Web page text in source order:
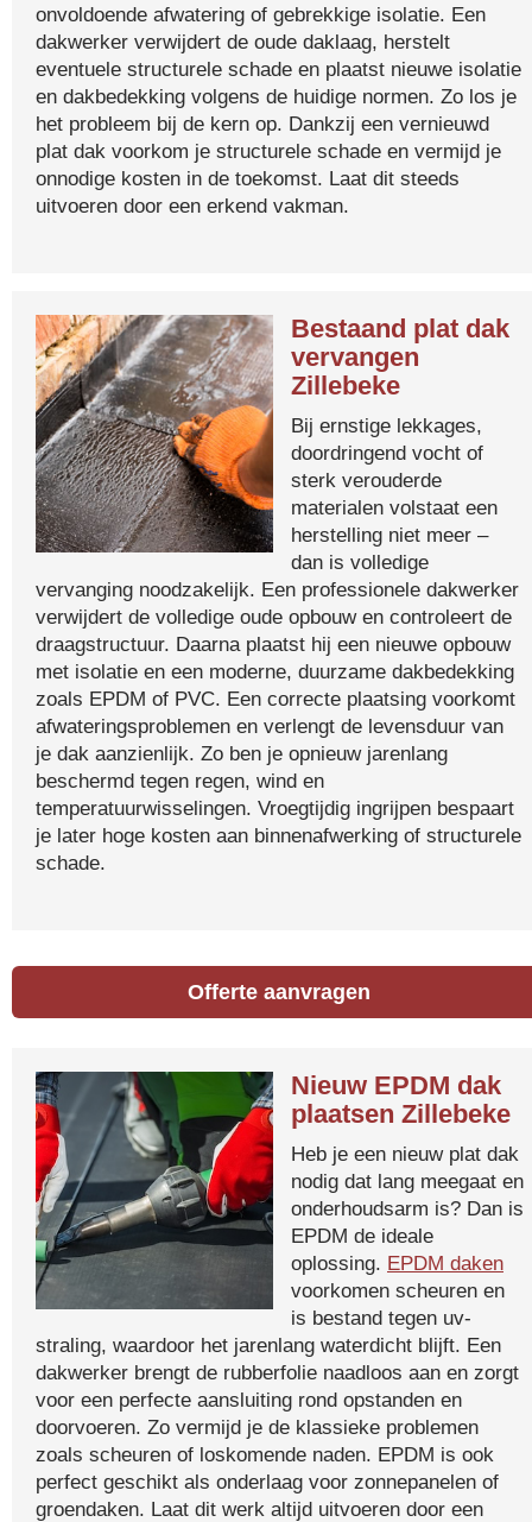
onvoldoende afwatering of gebrekkige isolatie. Een
dakwerker verwijdert de oude daklaag, herstelt
eventuele structurele schade en plaatst nieuwe isolatie
en dakbedekking volgens de huidige normen. Zo los je
het probleem bij de kern op. Dankzij een vernieuwd
plat dak voorkom je structurele schade en vermijd je
onnodige kosten in de toekomst. Laat dit steeds
uitvoeren door een erkend vakman.
Bestaand plat dak
vervangen
Zillebeke
Bij ernstige lekkages,
doordringend vocht of
sterk verouderde
materialen volstaat een
herstelling niet meer –
dan is volledige
vervanging noodzakelijk. Een professionele dakwerker
verwijdert de volledige oude opbouw en controleert de
draagstructuur. Daarna plaatst hij een nieuwe opbouw
met isolatie en een moderne, duurzame dakbedekking
zoals EPDM of PVC. Een correcte plaatsing voorkomt
afwateringsproblemen en verlengt de levensduur van
je dak aanzienlijk. Zo ben je opnieuw jarenlang
beschermd tegen regen, wind en
temperatuurwisselingen. Vroegtijdig ingrijpen bespaart
je later hoge kosten aan binnenafwerking of structurele
schade.
Offerte aanvragen
Nieuw EPDM dak
plaatsen Zillebeke
Heb je een nieuw plat dak
nodig dat lang meegaat en
onderhoudsarm is? Dan is
EPDM de ideale
oplossing. EPDM daken
voorkomen scheuren en
is bestand tegen uv-
straling, waardoor het jarenlang waterdicht blijft. Een
dakwerker brengt de rubberfolie naadloos aan en zorgt
voor een perfecte aansluiting rond opstanden en
doorvoeren. Zo vermijd je de klassieke problemen
zoals scheuren of loskomende naden. EPDM is ook
perfect geschikt als onderlaag voor zonnepanelen of
groendaken. Laat dit werk altijd uitvoeren door een